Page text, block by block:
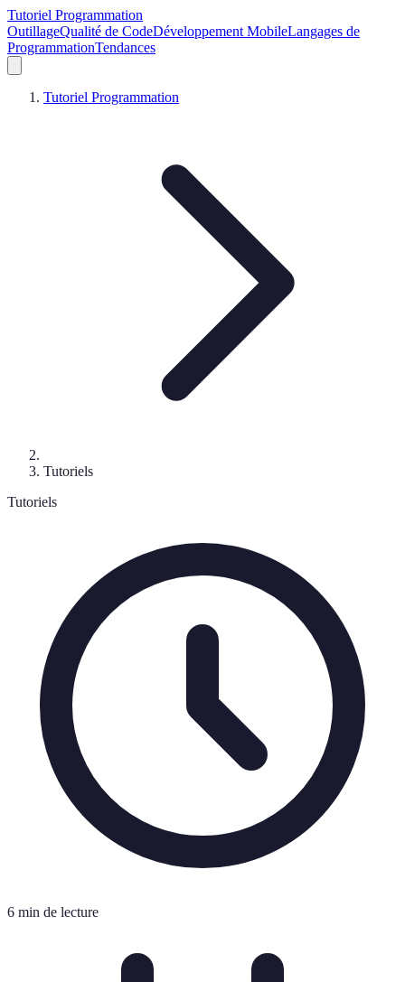
Tutoriel Programmation
OutillageQualité de CodeDéveloppement MobileLangages de
ProgrammationTendances
Tutoriel Programmation
Tutoriels
Tutoriels
6 min de lecture